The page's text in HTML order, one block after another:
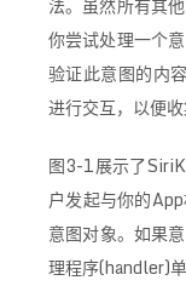
你尝试处理一个
验证此意图的内
进行交互，以便
图3-1展示了
户发起与你的
意图对象。如果
理程序(handler)